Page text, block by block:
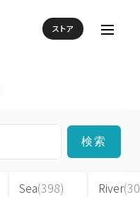
ストア
検索
Sea(398)
River